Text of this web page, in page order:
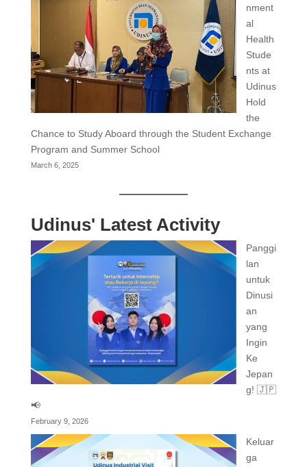
nment
al
Health
Stude
nts at
Udinus
Hold
the
Chance to Study Aboard through the Student Exchange
Program and Summer School
March 6, 2025
Udinus' Latest Activity
Panggi
lan
untuk
Dinusi
an
yang
Ingin
Ke
Jepan
g! 🇯🇵
📢
February 9, 2026
Keluar
ga